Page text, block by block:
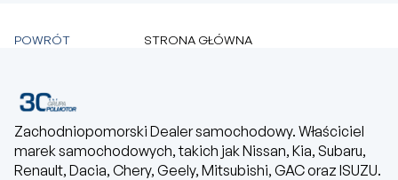
POWRÓT STRONA GŁÓWNA
Zachodniopomorski Dealer samochodowy. Właściciel
marek samochodowych, takich jak Nissan, Kia, Subaru,
Renault, Dacia, Chery, Geely, Mitsubishi, GAC oraz ISUZU.